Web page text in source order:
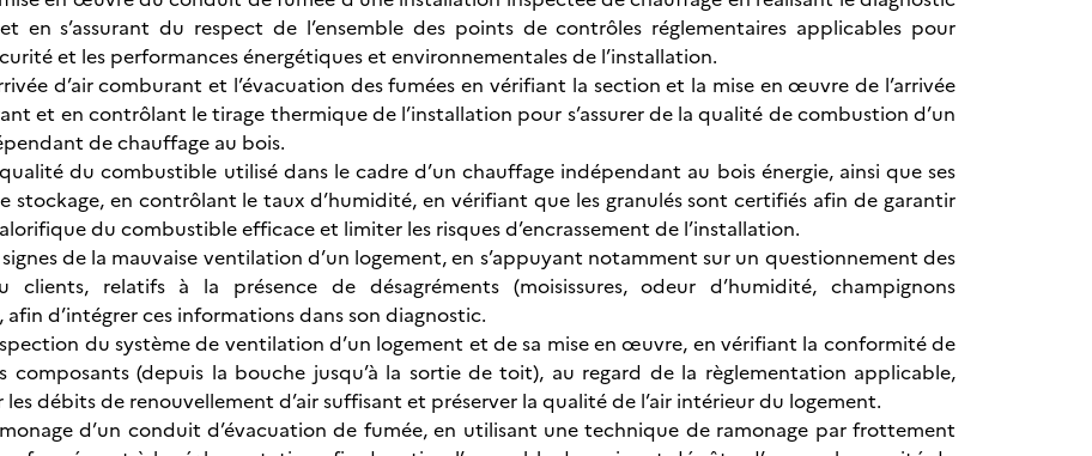
en s’assurant du respect de l’ensemble des points de contrôles réglementaires applicables pour
et les performances énergétiques et environnementales de l’installation.
d’air comburant et l’évacuation des fumées en vérifiant la section et la mise en œuvre de l’arrivée
et en contrôlant le tirage thermique de l’installation pour s’assurer de la qualité de combustion d’un
de chauffage au bois.
du combustible utilisé dans le cadre d’un chauffage indépendant au bois énergie, ainsi que ses
stockage, en contrôlant le taux d’humidité, en vérifiant que les granulés sont certifiés afin de garantir
du combustible efficace et limiter les risques d’encrassement de l’installation.
de la mauvaise ventilation d’un logement, en s’appuyant notamment sur un questionnement des
clients, relatifs à la présence de désagréments (moisissures, odeur d’humidité, champignons
d’intégrer ces informations dans son diagnostic.
du système de ventilation d’un logement et de sa mise en œuvre, en vérifiant la conformité de
composants (depuis la bouche jusqu’à la sortie de toit), au regard de la règlementation applicable,
débits de renouvellement d’air suffisant et préserver la qualité de l’air intérieur du logement.
d’un conduit d’évacuation de fumée, en utilisant une technique de ramonage par frottement